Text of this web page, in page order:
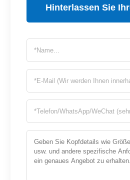
Hinterlassen Sie